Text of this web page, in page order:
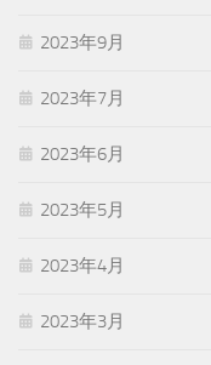
2023年9月
2023年7月
2023年6月
2023年5月
2023年4月
2023年3月